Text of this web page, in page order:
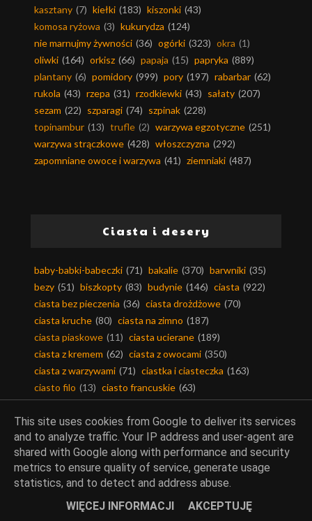
kasztany (7) kiełki (183) kiszonki (43)
komosa ryżowa (3) kukurydza (124)
nie marnujmy żywności (36) ogórki (323) okra (1)
oliwki (164) orkisz (66) papaja (15) papryka (889)
plantany (6) pomidory (999) pory (197) rabarbar (62)
rukola (43) rzepa (31) rzodkiewki (43) sałaty (207)
sezam (22) szparagi (74) szpinak (228)
topinambur (13) trufle (2) warzywa egzotyczne (251)
warzywa strączkowe (428) włoszczyzna (292)
zapomniane owoce i warzywa (41) ziemniaki (487)
Ciasta i desery
baby-babki-babeczki (71) bakalie (370) barwniki (35)
bezy (51) biszkopty (83) budynie (146) ciasta (922)
ciasta bez pieczenia (36) ciasta drożdżowe (70)
ciasta kruche (80) ciasta na zimno (187)
ciasta piaskowe (11) ciasta ucierane (189)
ciasta z kremem (62) ciasta z owocami (350)
ciasta z warzywami (71) ciastka i ciasteczka (163)
ciasto filo (13) ciasto francuskie (63)
ciasto kruche (108) ciasto makaronowe (11)
ciasto maślane (6) ciasto parzone (17)
ciasto półfrancuskie (5) ciasto twarogowe (4)
ciasto yufka (3) ciasto ziemniaczane (6)
cukier smakowy (80) cukierki-czekoladki (11)
czekolada (258) desery (1332)
dodatki do wypieków (368) galaretki (173)
This site uses cookies from Google to deliver its services
and to analyze traffic. Your IP address and user-agent are
shared with Google along with performance and security
metrics to ensure quality of service, generate usage
statistics, and to detect and address abuse.
WIĘCEJ INFORMACJI
AKCEPTUJĘ